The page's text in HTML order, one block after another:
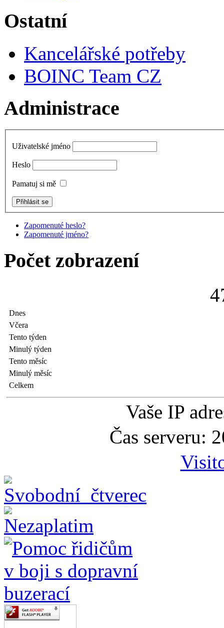
Ostatní
Kancelářské potřeby
BOINC Team CZ
Administrace
Uživatelské jméno
Heslo
Pamatuj si mě
Zapomenuté heslo?
Zapomenuté jméno?
Počet zobrazení
4
Dnes
Včera
Tento týden
Minulý týden
Tento měsíc
Minulý měsíc
Celkem
Vaše IP
Čas serveru: